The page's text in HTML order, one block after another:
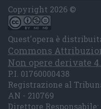
Copyright 2026 ©
Quest'opera è
Commons
Non opere derivate
P.I. 01760000438
Registrazione al
AN - 210769
Direttore